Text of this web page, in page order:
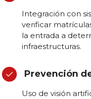
Integración con
verificar
la entrada a
infraestructuras.
Prevención
Uso de visión